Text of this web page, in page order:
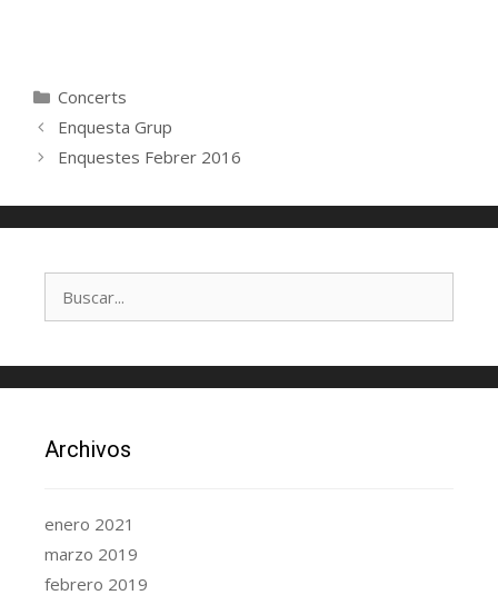
Concerts
Enquesta Grup
Enquestes Febrer 2016
Archivos
enero 2021
marzo 2019
febrero 2019